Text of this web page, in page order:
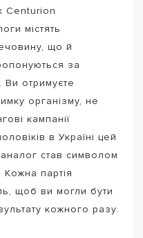
Centurion
містять
що й
за
Ви отримуєте
організму, не
кампанії
в Україні цей
став символом
Кожна партія
щоб ви могли бути
кожного разу.